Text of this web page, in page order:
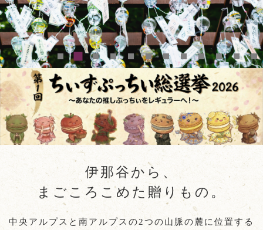
伊那谷から、
まごころこめた贈りもの。
中央アルプスと南アルプスの2つの山脈の麓に位置する